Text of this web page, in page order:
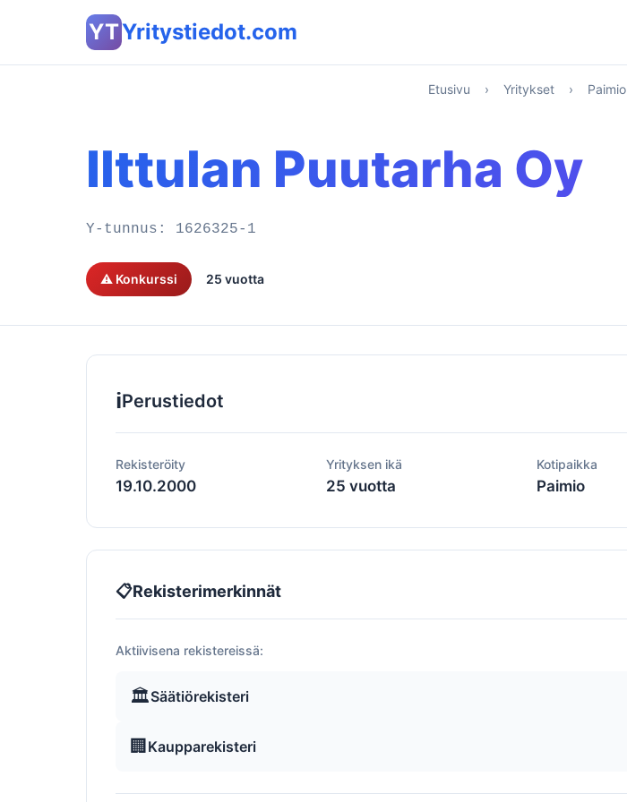
YTYritystiedot.com
Etusivu › Yritykset › Paimio
Ilttulan Puutarha Oy
Y-tunnus: 1626325-1
⚠️ Konkurssi 25 vuotta
ℹ️Perustiedot
Rekisteröity
19.10.2000
Yrityksen ikä
25 vuotta
Kotipaikka
Paimio
📋Rekisterimerkinnät
Aktiivisena rekistereissä:
🏛️Säätiörekisteri
🏢 Kaupparekisteri